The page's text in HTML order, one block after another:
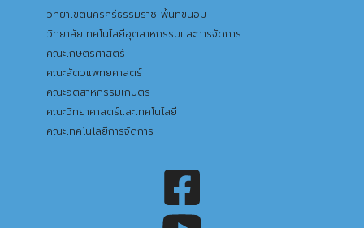
วิทยาเขตนครศรีธรรมราช พื้นที่ขนอม
วิทยาลัยเทคโนโลยีอุตสาหกรรมและการจัดการ
คณะเกษตรศาสตร์
คณะสัตวแพทยศาสตร์
คณะอุตสาหกรรมเกษตร
คณะวิทยาศาสตร์และเทคโนโลยี
คณะเทคโนโลยีการจัดการ